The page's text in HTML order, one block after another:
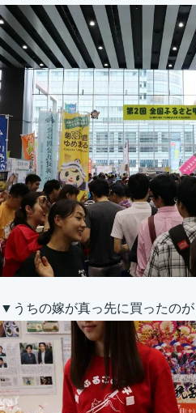
▼うちの嫁が真っ先に買ったのが